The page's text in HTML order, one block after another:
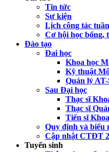
Tin tức
Sự kiện
Lịch công tác tuần
Cơ hội học bổng,
Đào tạo
Đai học
Khoa học
Kỹ thuật
Quản lý
Sau Đại học
Thạc sĩ
Thạc sĩ
Tiến sĩ
Quy định và biểu
Cập nhật CTĐT
Tuyển sinh